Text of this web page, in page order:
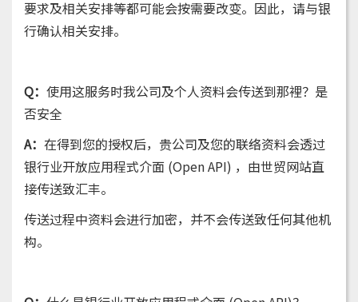
要求及相关安排等都可能会按需要改变。因此，请与银
行确认相关安排。
Q： 使用这服务时我公司及个人资料会传送到那裡？是
否安全
A： 在得到您的授权后，贵公司及您的联络资料会透过
银行业开放应用程式介面 (Open API) ，由世贸网站直
接传送致汇丰。
传送过程中资料会进行加密，并不会传送致任何其他机
构。